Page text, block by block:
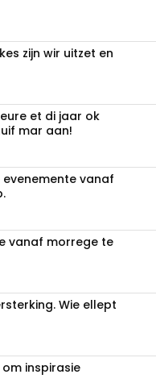
zijn wir uitzet en
et di jaar ok
mar aan!
vanaf
vanaf morrege te
Wie ellept
inspirasie